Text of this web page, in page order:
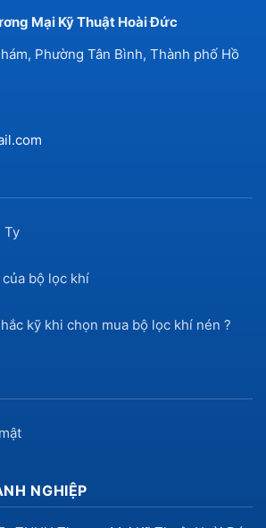
Mại Kỹ Thuật Hoài Đức
Phường Tân Bình, Thành phố Hồ
Ty
bộ lọc khí
kỹ khi chọn mua bộ lọc khí nén ?
NGHIỆP